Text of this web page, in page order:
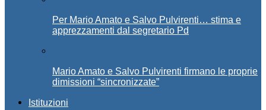
Per Mario Amato e Salvo Pulvirenti… stima e
apprezzamenti dal segretario Pd
Mario Amato e Salvo Pulvirenti firmano le proprie
dimissioni “sincronizzate”
Istituzioni